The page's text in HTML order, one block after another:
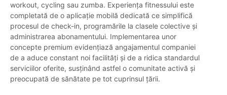
workout, cycling sau zumba. Experiența fitnessului este
completată de o aplicație mobilă dedicată ce simplifică
procesul de check-in, programările la clasele colective și
administrarea abonamentului. Implementarea unor
concepte premium evidențiază angajamentul companiei
de a aduce constant noi facilități și de a ridica standardul
serviciilor oferite, susținând astfel o comunitate activă și
preocupată de sănătate pe tot cuprinsul țării.